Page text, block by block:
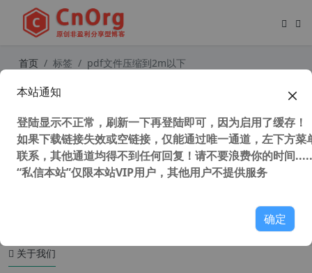
首页 标签 pdf文件压缩到2m以下
关于我们
本站通知
登陆显示不正常，刷新一下再登陆即可，因为启用了缓存！
如果下载链接失效或空链接，仅能通过唯一通道，左下方菜
联系，其他通道均得不到任何回复！请不要浪费你的时间
“私信本站”仅限本站VIP用户，其他用户不提供服务
确定